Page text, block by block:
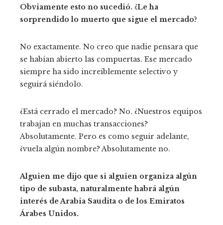
Obviamente esto no sucedió. ¿Le ha
sorprendido lo muerto que sigue el mercado?
No exactamente. No creo que nadie pensara que
se habían abierto las compuertas. Ese mercado
siempre ha sido increíblemente selectivo y
seguirá siéndolo.
¿Está cerrado el mercado? No. ¿Nuestros equipos
trabajan en muchas transacciones?
Absolutamente. Pero es como seguir adelante,
¿vuela algún nombre? Absolutamente no.
Alguien me dijo que si alguien organiza algún
tipo de subasta, naturalmente habrá algún
interés de Arabia Saudita o de los Emiratos
Árabes Unidos.